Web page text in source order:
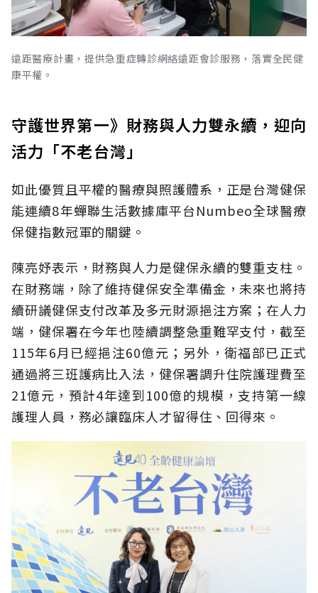
遠距醫療計畫，提供急重症轉診網絡遠距會診服務，落實全民健
康平權。
守護世界第一》財務與人力雙永續，迎向
活力「不老台灣」
如此優質且平權的醫療與照護體系，正是台灣健保
能連續8年蟬聯生活數據庫平台Numbeo全球醫療
保健指數冠軍的關鍵。
陳亮妤表示，財務與人力是健保永續的雙重支柱。
在財務端，除了維持健保安全準備金，未來也將持
續研議健保支付改革及多元財源挹注方案；在人力
端，健保署在今年也陸續調整急重難罕支付，截至
115年6月已經挹注60億元；另外，衛福部已正式
通過將三班護病比入法，健保署調升住院護理費至
21億元，預計4年達到100億的規模，支持第一線
護理人員，務必讓臨床人才留得住、回得來。